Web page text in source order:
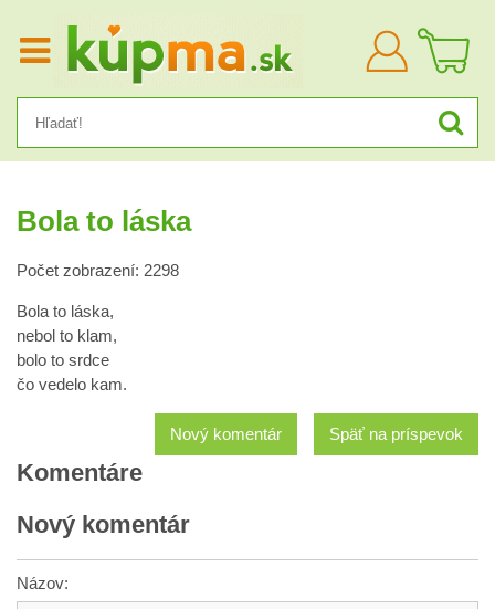
Prihlásiť
sa
Bola to láska
Počet zobrazení: 2298
Bola to láska,
nebol to klam,
bolo to srdce
čo vedelo kam.
Späť na príspevok
Nový komentár
Komentáre
Nový komentár
Názov: